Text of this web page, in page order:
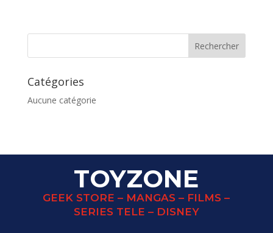
Catégories
Aucune catégorie
TOYZONE
GEEK STORE – MANGAS – FILMS –
SERIES TELE – DISNEY